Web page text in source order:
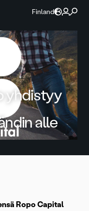
Finland
yhdistyy
alle
Ropo Capital